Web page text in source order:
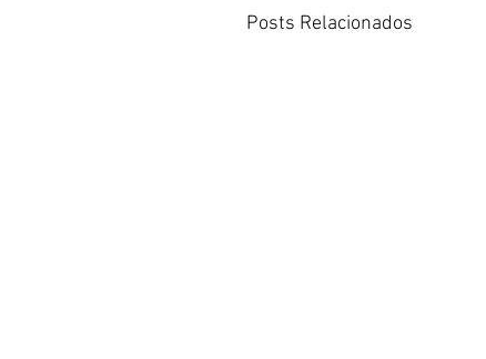
Posts Relacionados